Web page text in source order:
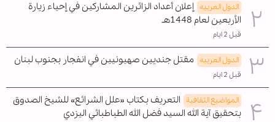
الدول العربیه إعلان أعداد الزائرين المشاركين في إحياء زيارة
الأربعين لعام 1448هـ
قبل 2 ايام
الدول العربیه مقتل جنديين صهيونيين في انفجار بجنوب لبنان
قبل 2 ايام
المواضیع الثقافية التعريف بكتاب «علل الشرائع» للشيخ الصدوق
بتحقيق آية الله السيد فضل الله الطباطبائي اليزدي